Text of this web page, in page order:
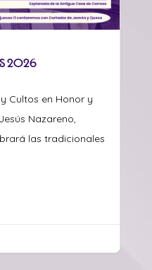
2026
Cultos en Honor y
Nazareno,
las tradicionales